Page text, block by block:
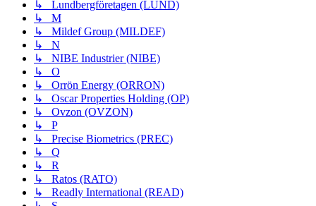
↳ Lundbergföretagen (LUND)
↳ M
↳ Mildef Group (MILDEF)
↳ N
↳ NIBE Industrier (NIBE)
↳ O
↳ Orrön Energy (ORRON)
↳ Oscar Properties Holding (OP)
↳ Ovzon (OVZON)
↳ P
↳ Precise Biometrics (PREC)
↳ Q
↳ R
↳ Ratos (RATO)
↳ Readly International (READ)